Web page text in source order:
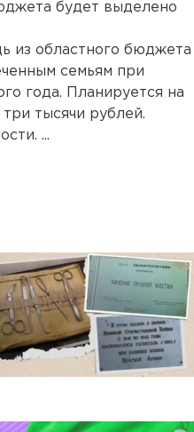
будет выделено
из областного бюджета
семьям при
года. Планируется на
тысячи рублей.
...